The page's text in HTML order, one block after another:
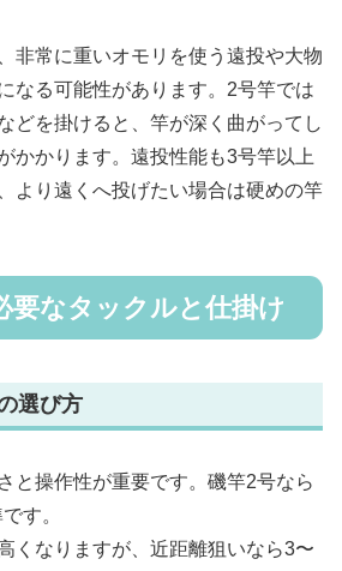
非常に重いオモリを使う遠投や大物
なる可能性があります。2号竿では
どを掛けると、竿が深く曲がってし
かかります。遠投性能も3号竿以上
より遠くへ投げたい場合は硬めの竿
要なタックルと仕掛け
選び方
と操作性が重要です。磯竿2号なら
す。
くなりますが、近距離狙いなら3〜